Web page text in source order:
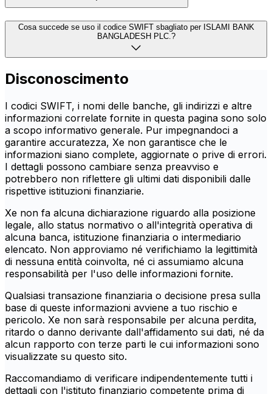
Cosa succede se uso il codice SWIFT sbagliato per ISLAMI BANK
BANGLADESH PLC.?
Disconoscimento
I codici SWIFT, i nomi delle banche, gli indirizzi e altre
informazioni correlate fornite in questa pagina sono solo
a scopo informativo generale. Pur impegnandoci a
garantire accuratezza, Xe non garantisce che le
informazioni siano complete, aggiornate o prive di errori.
I dettagli possono cambiare senza preavviso e
potrebbero non riflettere gli ultimi dati disponibili dalle
rispettive istituzioni finanziarie.
Xe non fa alcuna dichiarazione riguardo alla posizione
legale, allo status normativo o all'integrità operativa di
alcuna banca, istituzione finanziaria o intermediario
elencato. Non approviamo né verifichiamo la legittimità
di nessuna entità coinvolta, né ci assumiamo alcuna
responsabilità per l'uso delle informazioni fornite.
Qualsiasi transazione finanziaria o decisione presa sulla
base di queste informazioni avviene a tuo rischio e
pericolo. Xe non sarà responsabile per alcuna perdita,
ritardo o danno derivante dall'affidamento sui dati, né da
alcun rapporto con terze parti le cui informazioni sono
visualizzate su questo sito.
Raccomandiamo di verificare indipendentemente tutti i
dettagli con l'istituto finanziario competente prima di